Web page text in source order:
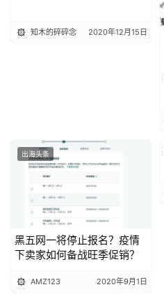
知木的碎碎念 2020年12月15日
出海头条
黑五网一将停止报名？疫情
下卖家如何备战旺季促销？
AMZ123 2020年9月1日